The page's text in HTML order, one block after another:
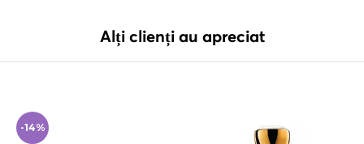
Alți clienți au apreciat
-14%